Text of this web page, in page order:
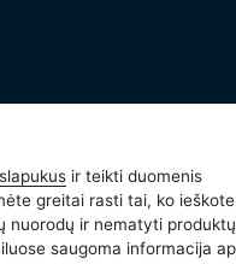
ir teikti duomenis
greitai rasti tai, ko ieškote
nuorodų ir nematyti
saugoma informacija